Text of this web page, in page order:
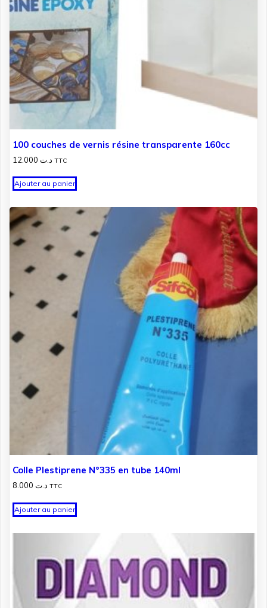
100 couches de vernis résine transparente 160cc
د.ت TTC
Ajouter au panier
Colle Plestiprene N°335 en tube 140ml
د.ت TTC
Ajouter au panier